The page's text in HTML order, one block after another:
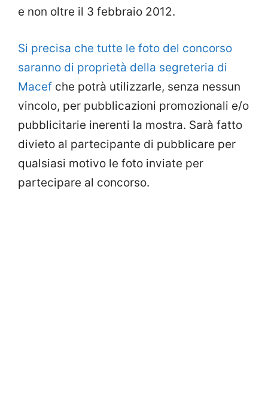
e non oltre il 3 febbraio 2012.
Si precisa che tutte le foto del concorso
saranno di proprietà della segreteria di
Macef che potrà utilizzarle, senza nessun
vincolo, per pubblicazioni promozionali e/o
pubblicitarie inerenti la mostra. Sarà fatto
divieto al partecipante di pubblicare per
qualsiasi motivo le foto inviate per
partecipare al concorso.